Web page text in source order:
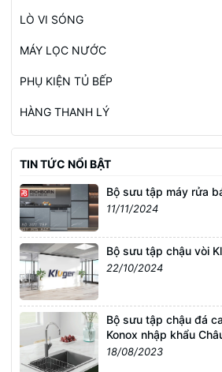
LÒ VI SÓNG
MÁY LỌC NƯỚC
PHỤ KIỆN TỦ BẾP
HÀNG THANH LÝ
TIN TỨC NỔI BẬT
Bộ sưu tập máy rửa
11/11/2024
Bộ sưu tập chậu vòi
22/10/2024
Bộ sưu tập chậu đá
Konox nhập khẩu
18/08/2023